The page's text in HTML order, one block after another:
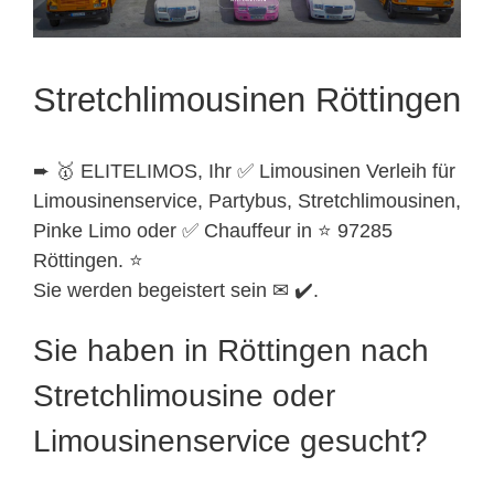
Stretchlimousinen Röttingen
➨ 🥇 ELITELIMOS, Ihr ✅ Limousinen Verleih für
Limousinenservice, Partybus, Stretchlimousinen,
Pinke Limo oder ✅ Chauffeur in ⭐ 97285
Röttingen. ⭐
Sie werden begeistert sein ✉ ✔️.
Sie haben in Röttingen nach
Stretchlimousine oder
Limousinenservice gesucht?